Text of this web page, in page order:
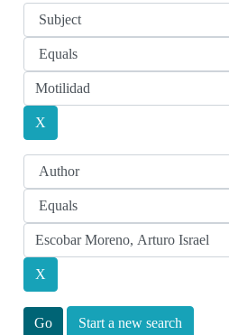
Start a new search